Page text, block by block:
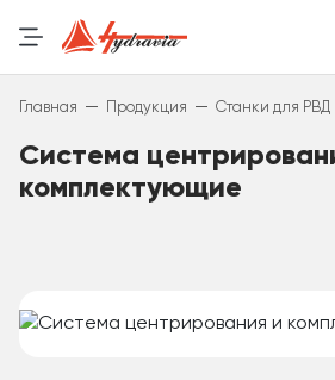
Главная — Продукция — Станки для РВД
Система
комплектующие